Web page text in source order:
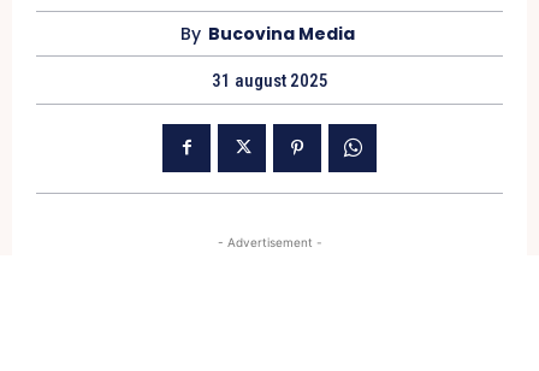
By Bucovina Media
31 august 2025
- Advertisement -